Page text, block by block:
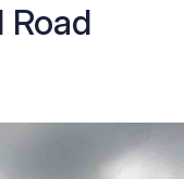
Road